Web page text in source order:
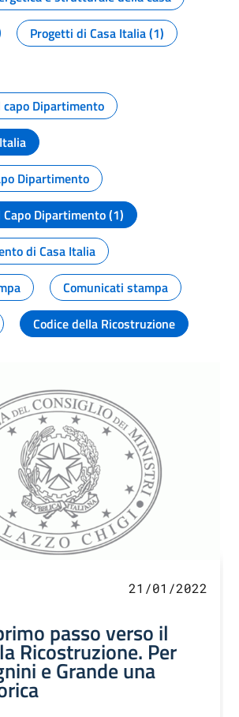
Progetti di Casa Italia (1)
Dipartimento
Dipartimento
Dipartimento (1)
di Casa Italia
Comunicati stampa
Codice della Ricostruzione
21/01/2022
passo verso il
Ricostruzione. Per
e Grande una